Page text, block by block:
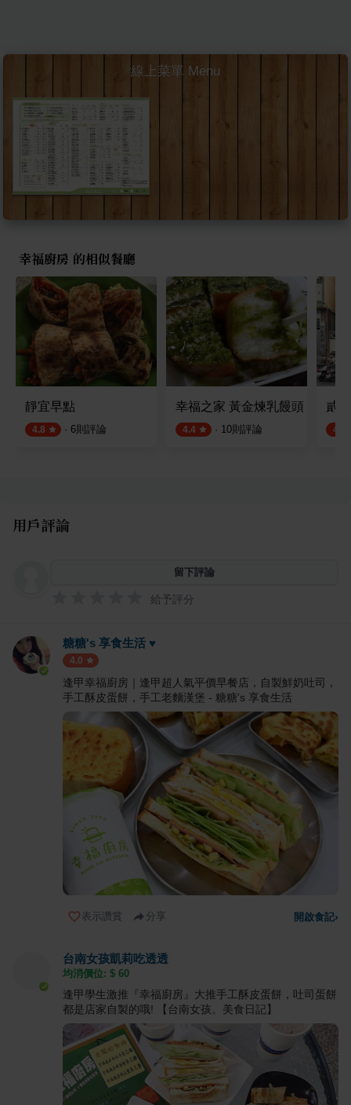
線上菜單 Menu
幸福廚房 的相似餐廳
靜宜早點
4.8 · 6則評論
幸福之家 黃金煉乳饅頭
4.4 · 10則評論
貳食
4.5
用戶評論
留下評論
給予評分
糖糖's 享食生活 ♥
4.0
逢甲幸福廚房｜逢甲超人氣平價早餐店，自製鮮奶吐司，
手工酥皮蛋餅，手工老麵漢堡 - 糖糖's 享食生活
表示讚賞 分享 開啟食記›
台南女孩凱莉吃透透
均消價位: $ 60
逢甲學生激推『幸福廚房』大推手工酥皮蛋餅，吐司蛋餅
都是店家自製的哦! 【台南女孩。美食日記】